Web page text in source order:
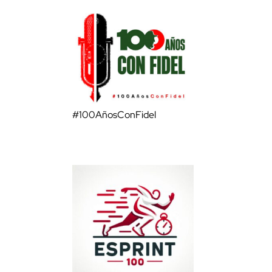
#100AñosConFidel